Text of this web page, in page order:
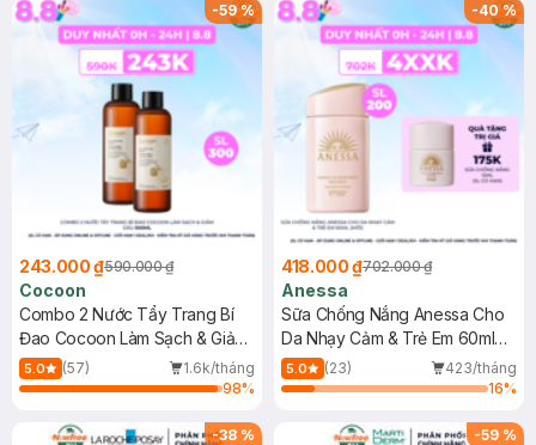
-59%
243.000 ₫590.000 ₫
Cocoon
Combo 2 Nước Tẩy Trang Bí
Đao Cocoon Làm Sạch & Giảm
Dầu 500ml
5.0 (57)
1.6k/tháng
98%
-40%
418.000 ₫702.000 ₫
Anessa
Sữa Chống Nắng Anessa Cho
Da Nhạy Cảm & Trẻ Em 60ml
(Mới)
5.0 (23)
423/tháng
16%
-38 % -59 %